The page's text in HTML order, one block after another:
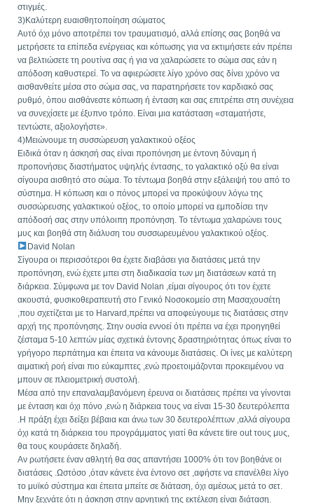
στιγμές.
3)Καλύτερη ευαισθητοποίηση σώματος
Αυτό όχι μόνο αποτρέπει τον τραυματισμό, αλλά επίσης σας βοηθά να
μετρήσετε τα επίπεδα ενέργειας και κόπωσης για να εκτιμήσετε εάν πρέπει
να βελτιώσετε τη ρουτίνα σας ή για να χαλαρώσετε το σώμα σας εάν η
απόδοση καθυστερεί. Το να αφιερώσετε λίγο χρόνο σας δίνει χρόνο να
αισθανθείτε μέσα στο σώμα σας, να παρατηρήσετε τον καρδιακό σας
ρυθμό, όπου αισθάνεστε κόπωση ή ένταση και σας επιτρέπει στη συνέχεια
να συνεχίσετε με έξυπνο τρόπο. Είναι μια κατάσταση «σταματήστε,
τεντώστε, αξιολογήστε».
4)Μειώνουμε τη συσσώρευση γαλακτικού οξέος
Ειδικά όταν η άσκησή σας είναι προπόνηση με έντονη δύναμη ή
προπονήσεις διαστήματος υψηλής έντασης, το γαλακτικό οξύ θα είναι
σίγουρα αισθητό στο σώμα. Το τέντωμα βοηθά στην εξάλειψή του από το
σύστημα. Η κόπωση και ο πόνος μπορεί να προκύψουν λόγω της
συσσώρευσης γαλακτικού οξέος, το οποίο μπορεί να εμποδίσει την
απόδοσή σας στην υπόλοιπη προπόνηση. Το τέντωμα χαλαρώνει τους
μυς και βοηθά στη διάλυση του συσσωρευμένου γαλακτικού οξέος.
David Nolan
Σίγουρα οι περισσότεροι θα έχετε διαβάσει για διατάσεις μετά την
προπόνηση, ενώ έχετε μπει στη διαδικασία των μη διατάσεων κατά τη
διάρκεια. Σύμφωνα με τον David Nolan ,είμαι σίγουρος ότι τον έχετε
ακουστά, φυσικοθεραπευτή στο Γενικό Νοσοκομείο στη Μασαχουσέτη
,που σχετίζεται με το Harvard,πρέπει να αποφεύγουμε τις διατάσεις στην
αρχή της προπόνησης. Στην ουσία εννοεί ότι πρέπει να έχει προηγηθεί
ζέσταμα 5-10 λεπτών μίας σχετικά έντονης δραστηριότητας όπως είναι το
γρήγορο περπάτημα και έπειτα να κάνουμε διατάσεις. Οι ίνες με καλύτερη
αιματική ροή είναι πιο εύκαμπτες ,ενώ προετοιμάζονται προκειμένου να
μπουν σε πλειομετρική συστολή.
Μέσα από την επαναλαμβανόμενη έρευνα οι διατάσεις πρέπει να γίνονται
με ένταση και όχι πόνο ,ενώ η διάρκεια τους να είναι 15-30 δευτερόλεπτα
.Η πράξη έχει δείξει βέβαια και άνω των 30 δευτερολέπτων ,αλλά σίγουρα
όχι κατά τη διάρκεια του προγράμματος γιατί θα κάνετε tire out τους μυς,
θα τους κουράσετε δηλαδή.
Αν ρωτήσετε έναν αθλητή θα σας απαντήσει 1000% ότι τον βοηθάνε οι
διατάσεις .Ωστόσο ,όταν κάνετε ένα έντονο σετ ,αφήστε να επανέλθει λίγο
το μυϊκό σύστημα και έπειτα μπείτε σε διάταση, όχι αμέσως μετά το σετ.
Μην ξεχνάτε ότι η άσκηση στην αρνητική της εκτέλεση είναι διάταση.